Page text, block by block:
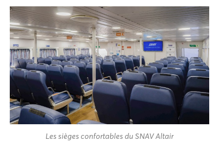
Les sièges confortables du SNAV Altair